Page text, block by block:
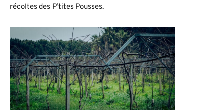
récoltes des P’tites Pousses.